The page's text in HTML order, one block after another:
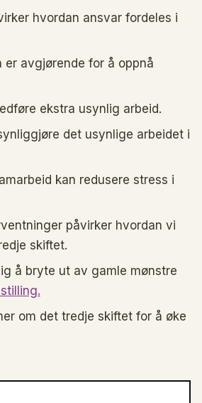
hvordan ansvar fordeles i
er avgjørende for å oppnå
ekstra usynlig arbeid.
det usynlige arbeidet i
kan redusere stress i
påvirker hvordan vi
skiftet.
å bryte ut av gamle mønstre
om det tredje skiftet for å øke